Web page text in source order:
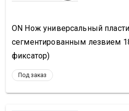
ON Нож универсальный
сегментированным лезвием
фиксатор)
Под заказ